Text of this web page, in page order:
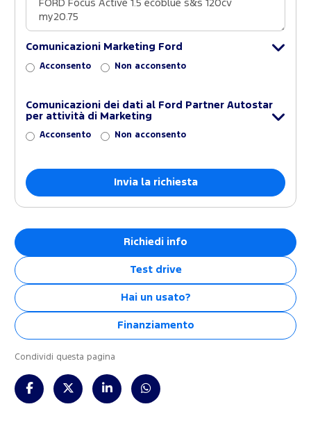
Comunicazioni Marketing Ford
Acconsento Non acconsento
Comunicazioni dei dati al Ford Partner Autostar
per attività di Marketing
Acconsento Non acconsento
Richiedi info
Test drive
Hai un usato?
Finanziamento
Condividi questa pagina